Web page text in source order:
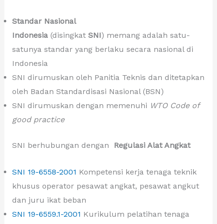
Standar Nasional
Indonesia(disingkat SNI) memang adalah satu-
satunya standar yang berlaku secara nasional di
Indonesia
SNI dirumuskan oleh Panitia Teknis dan ditetapkan
oleh Badan Standardisasi Nasional (BSN)
SNI dirumuskan dengan memenuhi WTO Code of
good practice
SNI berhubungan dengan Regulasi Alat Angkat
SNI 19-6558-2001 Kompetensi kerja tenaga teknik
khusus operator pesawat angkat, pesawat angkut
dan juru ikat beban
SNI 19-6559.1-2001 Kurikulum pelatihan tenaga